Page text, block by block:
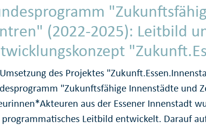
(2022-2025): Leitbild
des Projektes
"Zukunftsfähige Innenstädte und
aus der Essener Innenstadt
Leitbild entwickelt. Darauf